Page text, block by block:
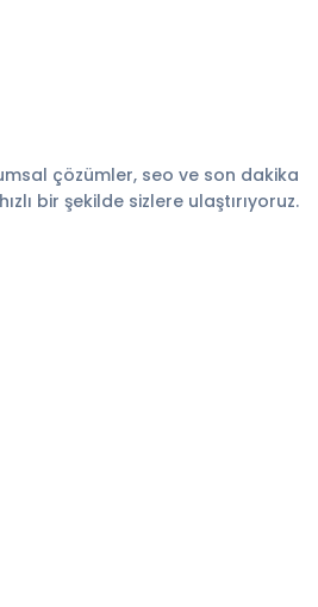
çözümler, seo ve son dakika
bir şekilde sizlere ulaştırıyoruz.